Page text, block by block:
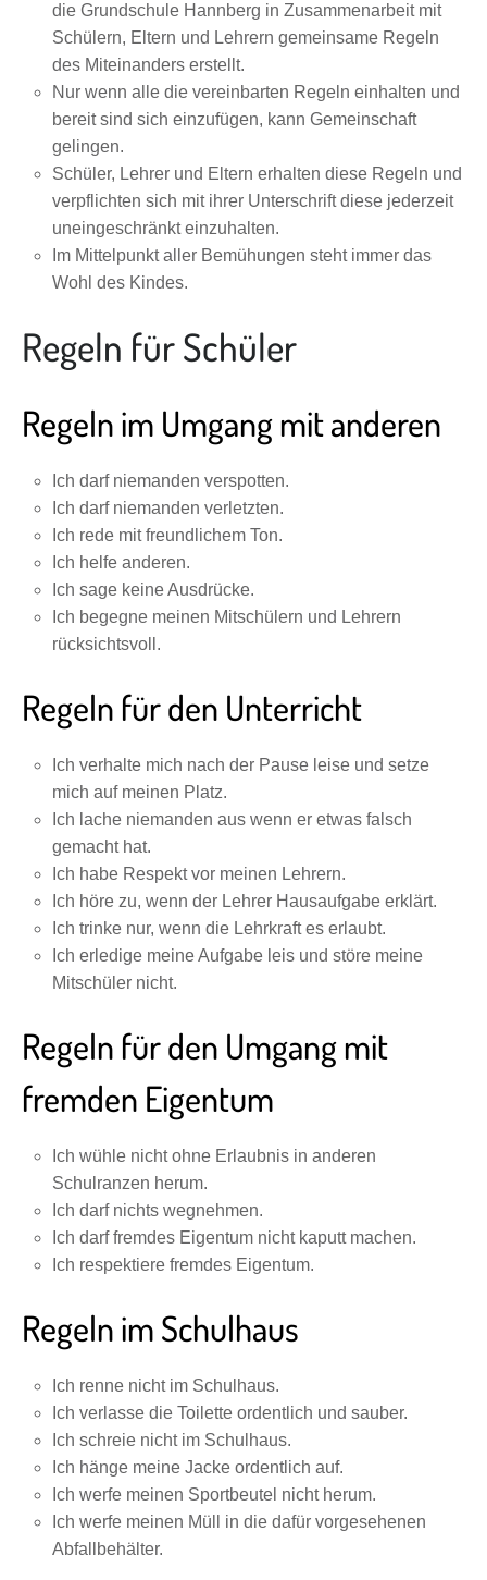
die Grundschule Hannberg in Zusammenarbeit mit
Schülern, Eltern und Lehrern gemeinsame Regeln
des Miteinanders erstellt.
Nur wenn alle die vereinbarten Regeln einhalten und
bereit sind sich einzufügen, kann Gemeinschaft
gelingen.
Schüler, Lehrer und Eltern erhalten diese Regeln und
verpflichten sich mit ihrer Unterschrift diese jederzeit
uneingeschränkt einzuhalten.
Im Mittelpunkt aller Bemühungen steht immer das
Wohl des Kindes.
Regeln für Schüler
Regeln im Umgang mit anderen
Ich darf niemanden verspotten.
Ich darf niemanden verletzten.
Ich rede mit freundlichem Ton.
Ich helfe anderen.
Ich sage keine Ausdrücke.
Ich begegne meinen Mitschülern und Lehrern
rücksichtsvoll.
Regeln für den Unterricht
Ich verhalte mich nach der Pause leise und setze
mich auf meinen Platz.
Ich lache niemanden aus wenn er etwas falsch
gemacht hat.
Ich habe Respekt vor meinen Lehrern.
Ich höre zu, wenn der Lehrer Hausaufgabe erklärt.
Ich trinke nur, wenn die Lehrkraft es erlaubt.
Ich erledige meine Aufgabe leis und störe meine
Mitschüler nicht.
Regeln für den Umgang mit
fremden Eigentum
Ich wühle nicht ohne Erlaubnis in anderen
Schulranzen herum.
Ich darf nichts wegnehmen.
Ich darf fremdes Eigentum nicht kaputt machen.
Ich respektiere fremdes Eigentum.
Regeln im Schulhaus
Ich renne nicht im Schulhaus.
Ich verlasse die Toilette ordentlich und sauber.
Ich schreie nicht im Schulhaus.
Ich hänge meine Jacke ordentlich auf.
Ich werfe meinen Sportbeutel nicht herum.
Ich werfe meinen Müll in die dafür vorgesehenen
Abfallbehälter.